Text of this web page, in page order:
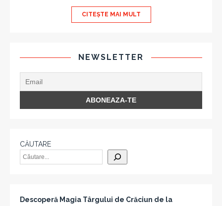
CITEȘTE MAI MULT
NEWSLETTER
CĂUTARE
Descoperă Magia Târgului de Crăciun de la